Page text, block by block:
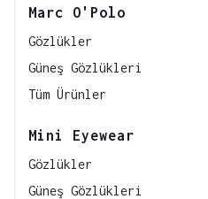
Marc O'Polo
Gözlükler
Güneş Gözlükleri
Tüm Ürünler
Mini Eyewear
Gözlükler
Güneş Gözlükleri